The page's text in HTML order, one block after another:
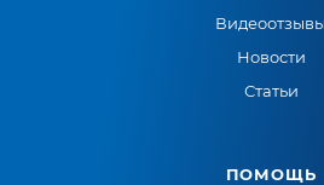
Видеоотзывы
Новости
Статьи
ПОМОЩЬ